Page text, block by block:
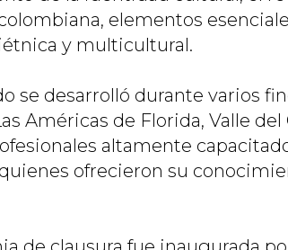
elementos
y multicultural.
se desarrolló durante varios
Américas de Florida, Valle
altamente
ofrecieron su